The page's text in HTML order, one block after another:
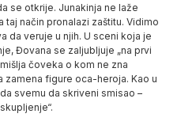
se otkrije. Junakinja ne laže
taj način pronalazi zaštitu. Vidimo
da veruje u njih. U sceni koja je
Đovana se zaljubljuje „na prvi
čoveka o kom ne zna
figure oca-heroja. Kao u
svemu da skriveni smisao –